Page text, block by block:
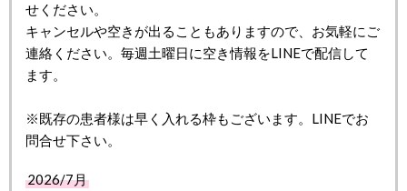
せください。
キャンセルや空きが出ることもありますので、お気軽にご
連絡ください。毎週土曜日に空き情報をLINEで配信して
ます。
※既存の患者様は早く入れる枠もございます。LINEでお
問合せ下さい。
2026/7月